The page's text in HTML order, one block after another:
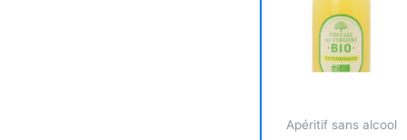
Apéritif sans alcool